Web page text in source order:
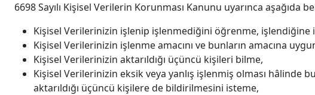
6698 Sayılı Kişisel Verilerin Korunması Kanunu uyarınca aşağıda
Kişisel Verilerinizin işlenip işlenmediğini öğrenme, işlendiğine
Kişisel Verilerinizin işlenme amacını ve bunların amacına
Kişisel Verilerinizin aktarıldığı üçüncü kişileri bilme,
Kişisel Verilerinizin eksik veya yanlış işlenmiş olması hâlinde
aktarıldığı üçüncü kişilere de bildirilmesini isteme,